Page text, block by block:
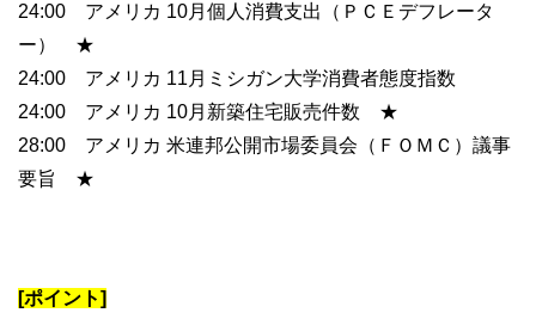
24:00 アメリカ 10月個人消費支出（ＰＣＥデフレータ
ー） ★
24:00 アメリカ 11月ミシガン大学消費者態度指数
24:00 アメリカ 10月新築住宅販売件数 ★
28:00 アメリカ 米連邦公開市場委員会（ＦＯＭＣ）議事
要旨 ★
[ポイント]